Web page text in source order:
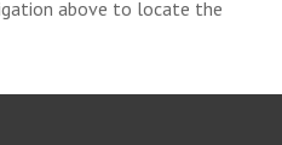
above to locate the